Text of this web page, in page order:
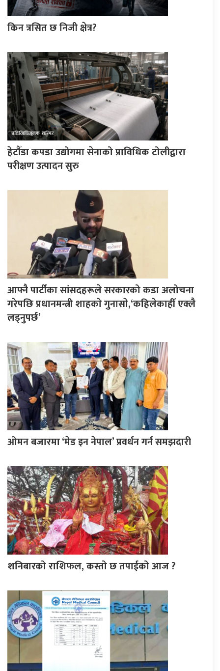
किन त्रसित छ निजी क्षेत्र?
हेटौँडा कपडा उद्योगमा सेनाको प्राविधिक टोलीद्वारा
परीक्षण उत्पादन सुरु
आफ्नै पार्टीका सांसदहरूले सरकारको कडा अलोचना
गरेपछि प्रधानमन्त्री शाहकाे गुनासाे,‘कहिलेकाहीँ एक्लै
लड्नुपर्छ’
ओमन बजारमा ‘मेड इन नेपाल’ प्रवर्धन गर्न समझदारी
शनिबारको राशिफल, कस्तो छ तपाईको आज ?